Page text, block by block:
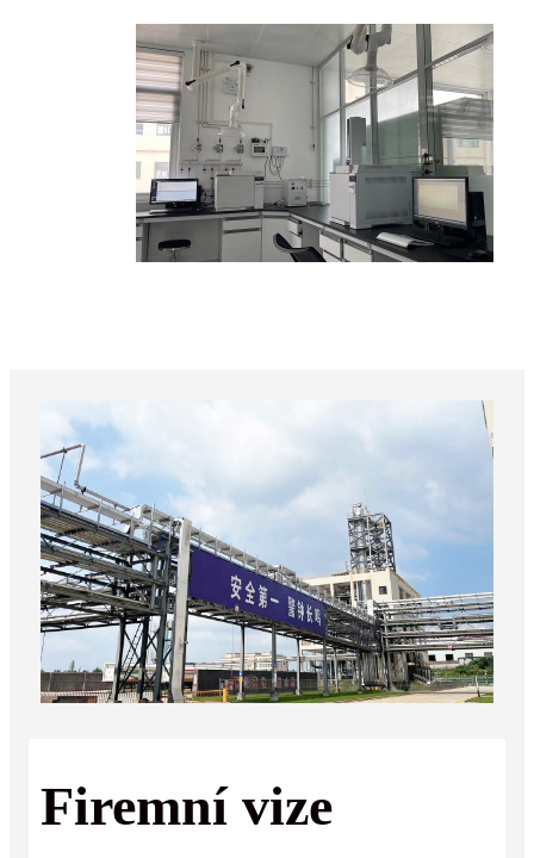
Firemní vize